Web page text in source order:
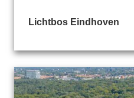
Lichtbos Eindhoven